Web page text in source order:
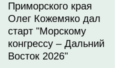
Приморского края
Олег Кожемяко дал
старт "Морскому
конгрессу – Дальний
Восток 2026"